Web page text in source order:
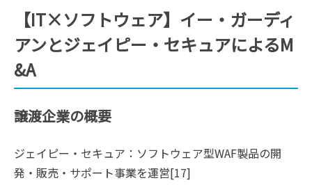
【IT×ソフトウェア】イー・ガーディ
アンとジェイピー・セキュアによるM
&A
譲渡企業の概要
ジェイピー・セキュア：ソフトウェア型WAF製品の開
発・販売・サポート事業を運営[17]